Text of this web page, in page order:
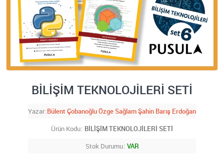
BİLİŞİM TEKNOLOJİLERİ SETİ
Yazar Bülent Çobanoğlu Özge Sağlam Şahin Barış Erdoğan
Ürün Kodu BİLİŞİM TEKNOLOJİLERİ SETİ
Stok Durumu VAR